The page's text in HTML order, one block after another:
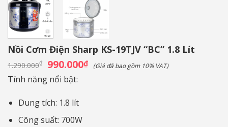
Nồi Cơm Điện Sharp KS-19TJV “BC” 1.8 Lít
1.290.000₫ Giá
gốc
là:
1.290.000₫.
990.000₫Giá
hiện
(Giá đã bao gồm 10% VAT)
Tính năng nổi bật:
Dung tích: 1.8 lít
Công suất: 700W